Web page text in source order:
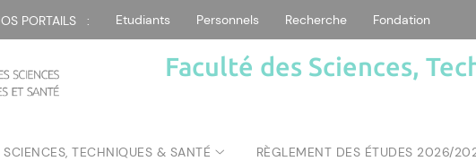
PORTAILS : Etudiants Personnels Recherche Fondation
Faculté des Sciences,
SCIENCES, TECHNIQUES & SANTÉ RÈGLEMENT DES ÉTUDES 2026/